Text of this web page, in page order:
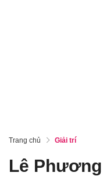
Trang chủ Giải trí
Lê